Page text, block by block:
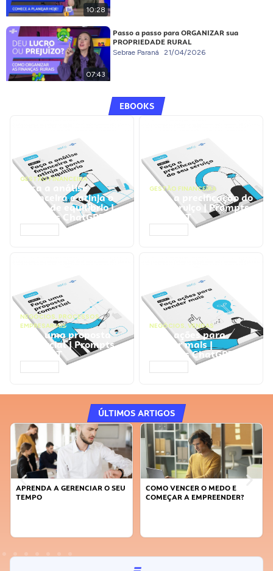
10:28
07:43
Passo a passo para ORGANIZAR sua
PROPRIEDADE RURAL
Sebrae Paraná 21/04/2026
EBOOKS
GESTÃO FINANCEIRA
Faça a análise
financeira e atinja o
ponto de equilíbrio |
Prompts ChatGPT
GESTÃO FINANCEIRA
Faça a precificação do
seu serviço | Prompts
ChatGPT
NEGÓCIOS, PROCESSOS
EMPRESARIAIS
Faça uma proposta
comercial | Prompts
ChatGPT
NEGÓCIOS, VENDAS
Faça ações para
vender mais |
Prompts ChatGPT
ÚLTIMOS ARTIGOS
APRENDA A GERENCIAR O SEU
TEMPO
COMO VENCER O MEDO E
COMEÇAR A EMPREENDER?